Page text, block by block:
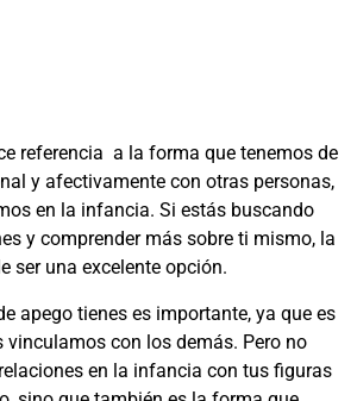
referencia a la forma que tenemos de
y afectivamente con otras personas,
en la infancia. Si estás buscando
y comprender más sobre ti mismo, la
ser una excelente opción.
apego tienes es importante, ya que es
vinculamos con los demás. Pero no
en la infancia con tus figuras